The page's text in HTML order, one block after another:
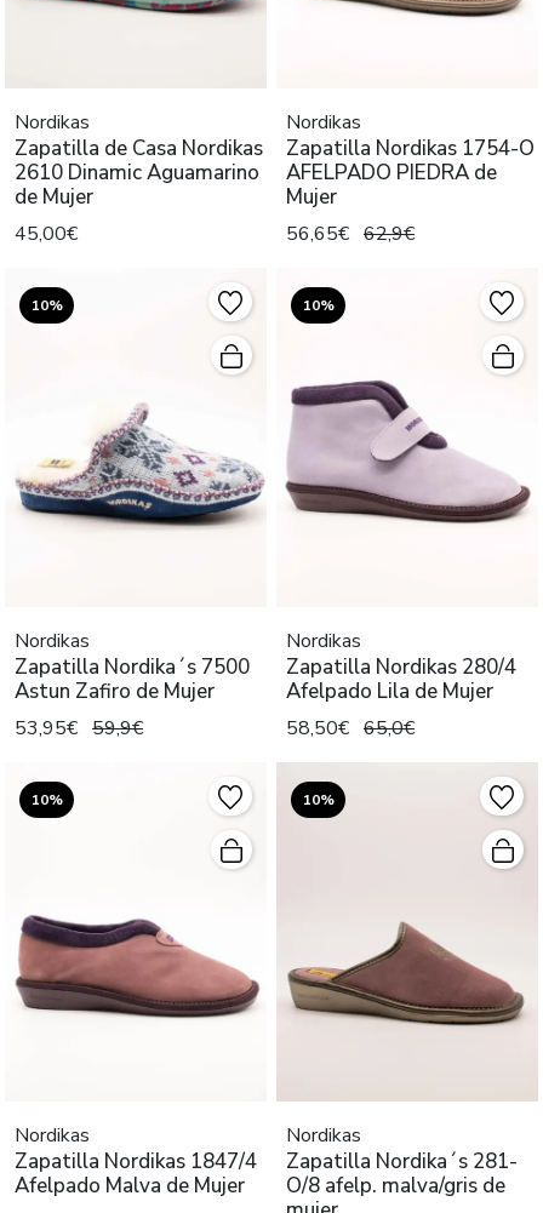
Nordikas
Zapatilla de Casa Nordikas
2610 Dinamic Aguamarino
de Mujer
45,00€
Nordikas
Zapatilla Nordikas 1754-O
AFELPADO PIEDRA de
Mujer
56,65€ 62,9€
10%
Nordikas
Zapatilla Nordika´s 7500
Astun Zafiro de Mujer
53,95€ 59,9€
10%
Nordikas
Zapatilla Nordikas 280/4
Afelpado Lila de Mujer
58,50€ 65,0€
10%
Nordikas
Zapatilla Nordikas 1847/4
Afelpado Malva de Mujer
10%
Nordikas
Zapatilla Nordika´s 281-
O/8 afelp. malva/gris de